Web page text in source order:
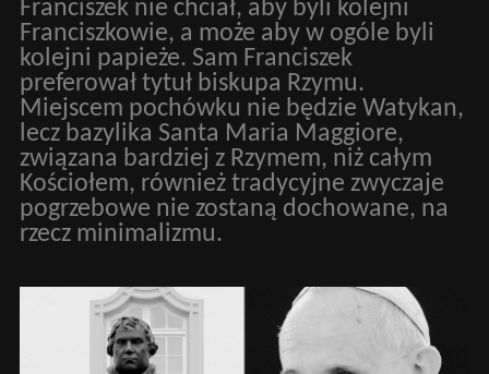
Franciszek nie chciał, aby byli kolejni
Franciszkowie, a może aby w ogóle byli
kolejni papieże. Sam Franciszek
preferował tytuł biskupa Rzymu.
Miejscem pochówku nie będzie Watykan,
lecz bazylika Santa Maria Maggiore,
związana bardziej z Rzymem, niż całym
Kościołem, również tradycyjne zwyczaje
pogrzebowe nie zostaną dochowane, na
rzecz minimalizmu.